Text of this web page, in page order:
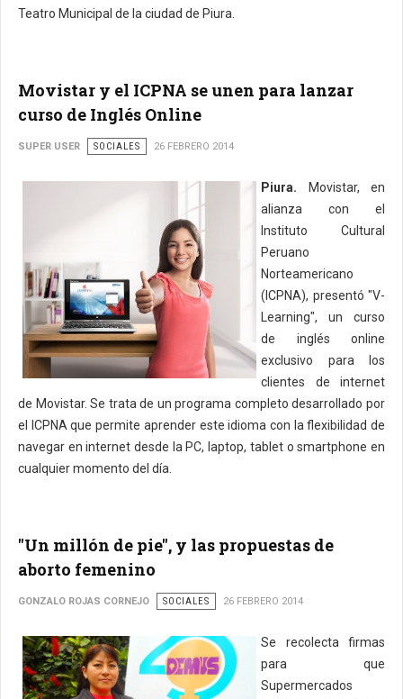
Teatro Municipal de la ciudad de Piura.
Movistar y el ICPNA se unen para lanzar
curso de Inglés Online
SUPER USER SOCIALES 26 FEBRERO 2014
Piura. Movistar, en
alianza con el
Instituto Cultural
Peruano
Norteamericano
(ICPNA), presentó "V-
Learning", un curso
de inglés online
exclusivo para los
clientes de internet
de Movistar. Se trata de un programa completo desarrollado por
el ICPNA que permite aprender este idioma con la flexibilidad de
navegar en internet desde la PC, laptop, tablet o smartphone en
cualquier momento del día.
"Un millón de pie", y las propuestas de
aborto femenino
GONZALO ROJAS CORNEJO SOCIALES 26 FEBRERO 2014
Se recolecta firmas
para que
Supermercados